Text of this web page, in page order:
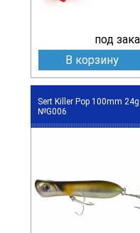
под
В корзину
Sert Killer Pop 100mm 24g
№G006